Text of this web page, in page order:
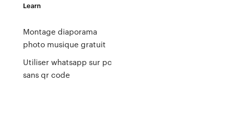
Learn
Montage diaporama
photo musique gratuit
Utiliser whatsapp sur pc
sans qr code